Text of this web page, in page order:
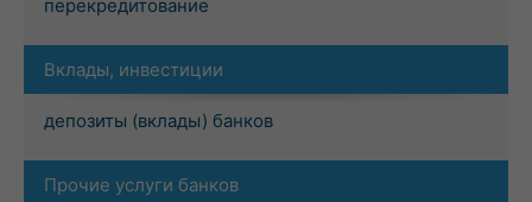
перекредитование
Вклады, инвестиции
депозиты (вклады) банков
Прочие услуги банков